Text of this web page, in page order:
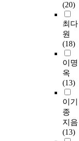
(20)
최다
원
(18)
이명
옥
(13)
이기
종
지음
(13)